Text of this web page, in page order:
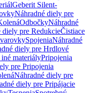
Geberit Silent-
Náhradné diely pre
OdbočkyNáhradné
diely pre RedukcieČistiace
SpojeniaNáhradné
diely pre Hrdlové
materiályPripojenia
pre Pripojenia
Náhradné diely pre
diely pre Pripájacie